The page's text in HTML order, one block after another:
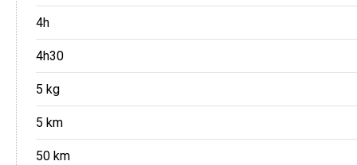
4h
4h30
5 kg
5 km
50 km